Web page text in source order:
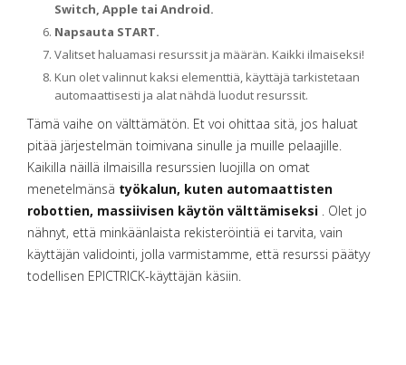
Switch, Apple tai Android.
Napsauta START.
Valitset haluamasi resurssit ja määrän. Kaikki ilmaiseksi!
Kun olet valinnut kaksi elementtiä, käyttäjä tarkistetaan
automaattisesti ja alat nähdä luodut resurssit.
Tämä vaihe on välttämätön. Et voi ohittaa sitä, jos haluat
pitää järjestelmän toimivana sinulle ja muille pelaajille.
Kaikilla näillä ilmaisilla resurssien luojilla on omat
menetelmänsä työkalun, kuten automaattisten
robottien, massiivisen käytön välttämiseksi . Olet jo
nähnyt, että minkäänlaista rekisteröintiä ei tarvita, vain
käyttäjän validointi, jolla varmistamme, että resurssi päätyy
todellisen EPICTRICK-käyttäjän käsiin.